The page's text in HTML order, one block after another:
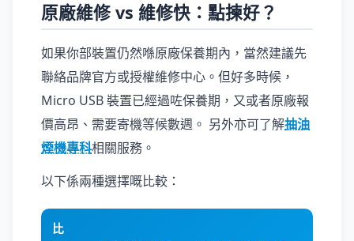
原廠維修 vs 維修快：點揀好？
如果你部裝置仍然喺原廠保養期內，當然建議先
聯絡品牌官方或授權維修中心。但好多時候，
Micro USB 裝置已經過咗保養期，又或者原廠報
價高昂、需要寄機等候數週。 另外亦可了解抽油
煙機專科相關服務。
以下係兩種選擇嘅比較：
比